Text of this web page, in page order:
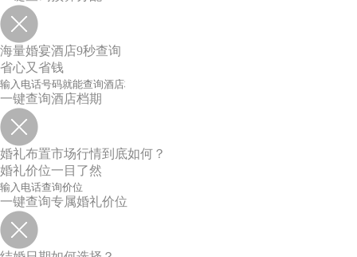
海量婚宴酒店9秒查询
省心又省钱
一键查询酒店档期
婚礼布置市场行情到底如何？
婚礼价位一目了然
一键查询专属婚礼价位